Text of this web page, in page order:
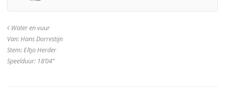
Water en vuur
Van: Hans Dorrestijn
Stem: Eltjo Herder
Speelduur: 18’04”